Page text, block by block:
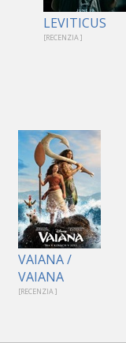
LEVITICUS
[RECENZIA ]
VAIANA /
VAIANA
[RECENZIA ]